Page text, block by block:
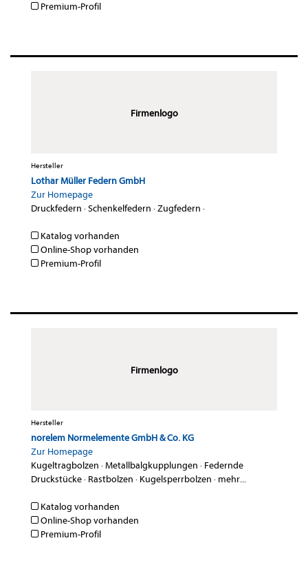
Premium-Profil
Firmenlogo
Hersteller
Lothar Müller Federn GmbH
Zur Homepage
Druckfedern ·Schenkelfedern ·Zugfedern ·
Katalog vorhanden
Online-Shop vorhanden
Premium-Profil
Firmenlogo
Hersteller
norelem Normelemente GmbH & Co. KG
Zur Homepage
Kugeltragbolzen ·Metallbalgkupplungen · Federnde
Druckstücke· Rastbolzen · Kugelsperrbolzen · mehr...
Katalog vorhanden
Online-Shop vorhanden
Premium-Profil